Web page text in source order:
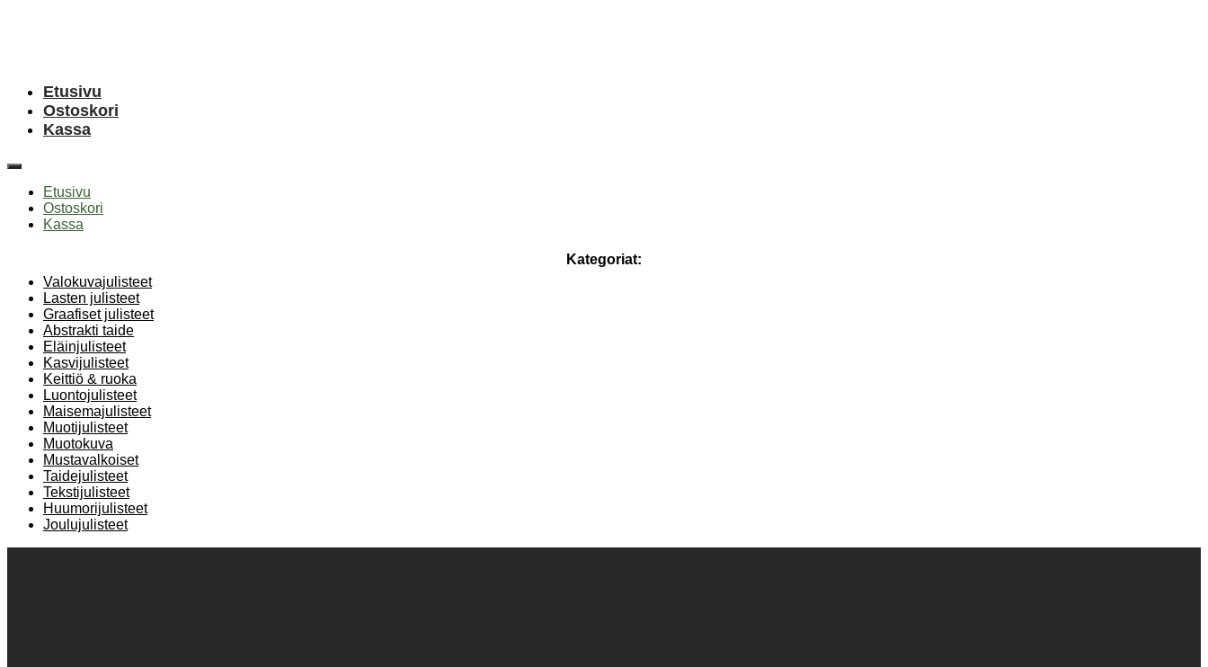
Etusivu
Ostoskori
Kassa
Etusivu
Ostoskori
Kassa
Kategoriat:
Valokuvajulisteet
Lasten julisteet
Graafiset julisteet
Abstrakti taide
Eläinjulisteet
Kasvijulisteet
Keittiö & ruoka
Luontojulisteet
Maisemajulisteet
Muotijulisteet
Muotokuva
Mustavalkoiset
Taidejulisteet
Tekstijulisteet
Huumorijulisteet
Joulujulisteet